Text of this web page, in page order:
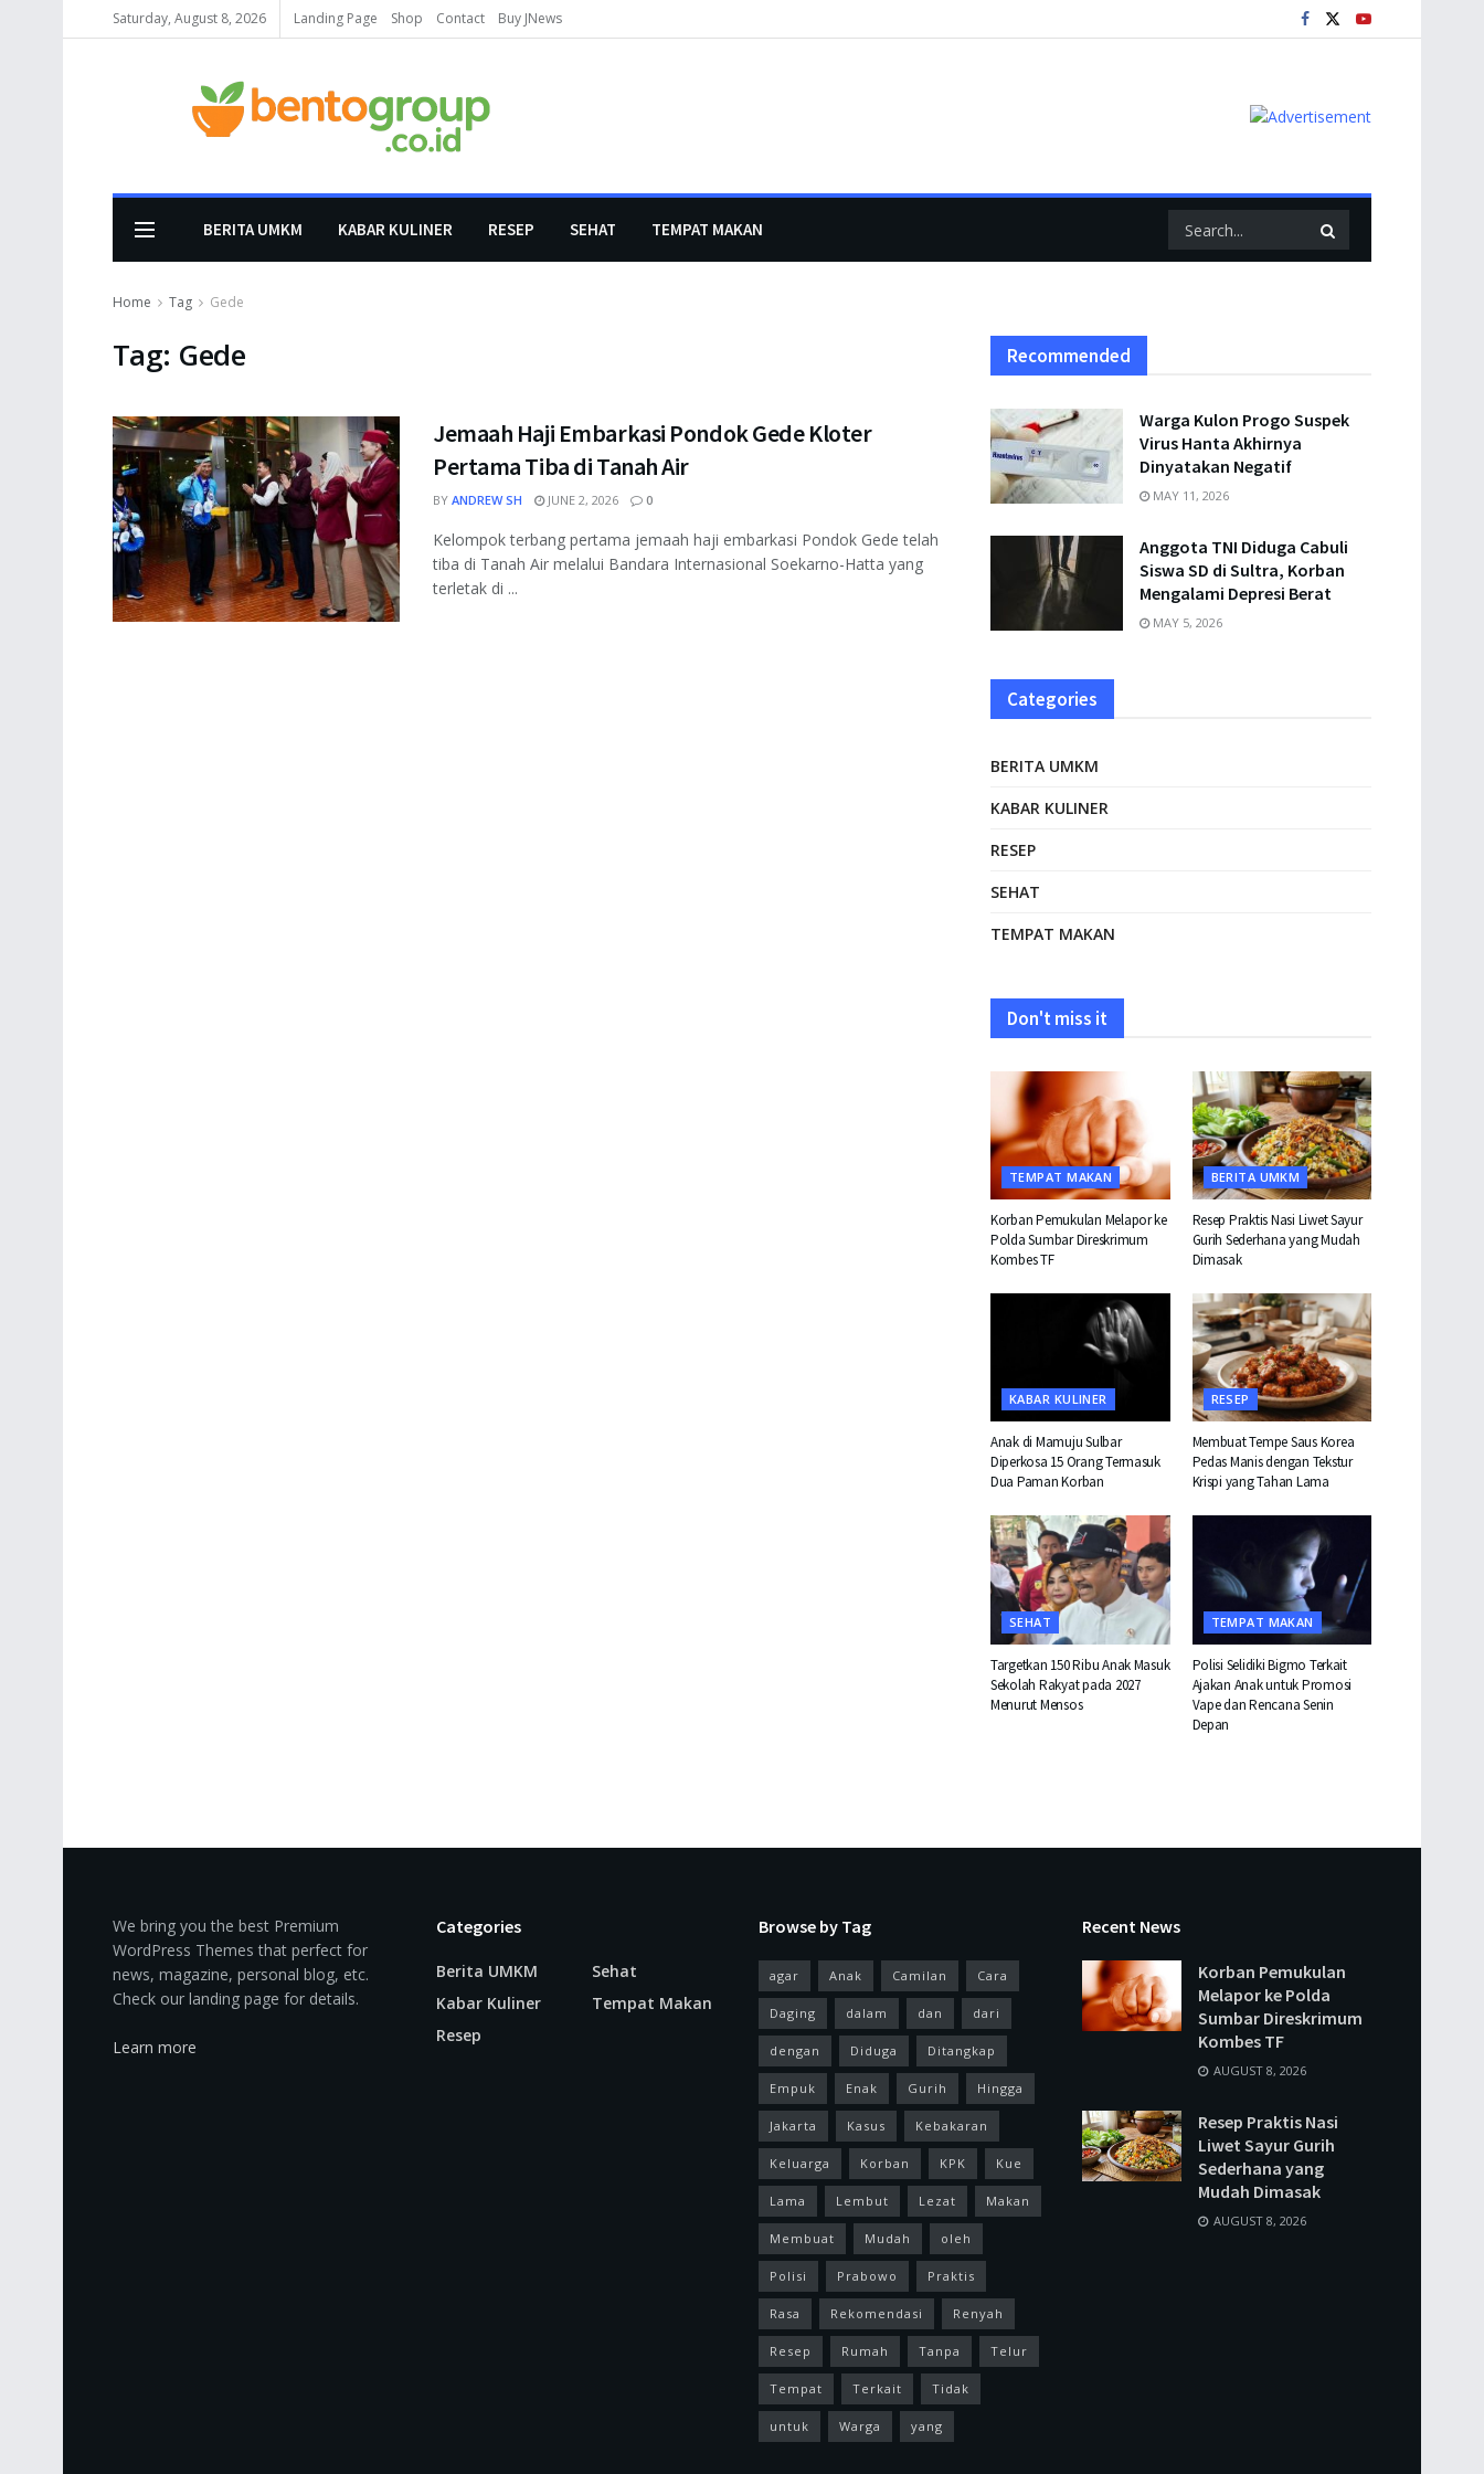
Saturday, August 8, 2026 Landing Page Shop Contact Buy JNews
BERITA UMKM KABAR KULINER RESEP SEHAT TEMPAT MAKAN
Home Tag Gede
Tag: Gede
Jemaah Haji Embarkasi Pondok Gede Kloter
Pertama Tiba di Tanah Air
BY ANDREW SH JUNE 2, 2026 0
Kelompok terbang pertama jemaah haji embarkasi Pondok Gede telah
tiba di Tanah Air melalui Bandara Internasional Soekarno-Hatta yang
terletak di ...
Recommended
Warga Kulon Progo Suspek
Virus Hanta Akhirnya
Dinyatakan Negatif
MAY 11, 2026
Anggota TNI Diduga Cabuli
Siswa SD di Sultra, Korban
Mengalami Depresi Berat
MAY 5, 2026
Categories
BERITA UMKM
KABAR KULINER
RESEP
SEHAT
TEMPAT MAKAN
Don't miss it
TEMPAT MAKAN
Korban Pemukulan Melapor ke
Polda Sumbar Direskrimum
Kombes TF
BERITA UMKM
Resep Praktis Nasi Liwet Sayur
Gurih Sederhana yang Mudah
Dimasak
KABAR KULINER
Anak di Mamuju Sulbar
Diperkosa 15 Orang Termasuk
Dua Paman Korban
RESEP
Membuat Tempe Saus Korea
Pedas Manis dengan Tekstur
Krispi yang Tahan Lama
SEHAT
Targetkan 150 Ribu Anak Masuk
Sekolah Rakyat pada 2027
Menurut Mensos
TEMPAT MAKAN
Polisi Selidiki Bigmo Terkait
Ajakan Anak untuk Promosi
Vape dan Rencana Senin
Depan
We bring you the best Premium
WordPress Themes that perfect for
news, magazine, personal blog, etc.
Check our landing page for details.
Learn more
Categories
Berita UMKM
Kabar Kuliner
Resep
Sehat
Tempat Makan
Browse by Tag
agar Anak Camilan Cara
Daging dalam dan dari
dengan Diduga Ditangkap
Empuk Enak Gurih Hingga
Jakarta Kasus Kebakaran
Keluarga Korban KPK Kue
Lama Lembut Lezat Makan
Membuat Mudah oleh
Polisi Prabowo Praktis
Rasa Rekomendasi Renyah
Resep Rumah Tanpa Telur
Tempat Terkait Tidak
untuk Warga yang
Recent News
Korban Pemukulan
Melapor ke Polda
Sumbar Direskrimum
Kombes TF
AUGUST 8, 2026
Resep Praktis Nasi
Liwet Sayur Gurih
Sederhana yang
Mudah Dimasak
AUGUST 8, 2026